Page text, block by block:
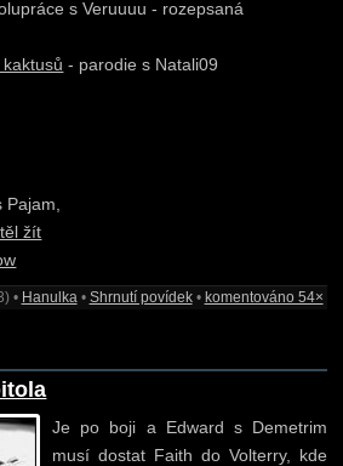
s Veruuuu - rozepsaná
- parodie s Natali09
žít
• Hanulka• Shrnutí povídek• komentováno 54×
Je po boji a Edward s Demetrim
musí dostat Faith do Volterry, kde